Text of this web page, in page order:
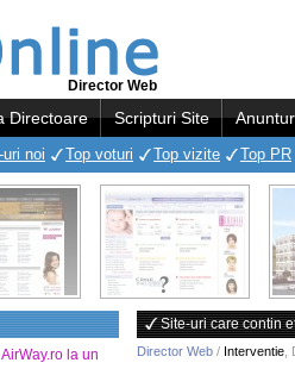
Director Web
Directoare Scripturi Site
noi Top voturi Top vizite Top PR
la un
Site-uri care contin
Director Web / Interventie